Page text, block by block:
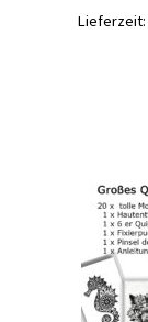
Lieferzeit: